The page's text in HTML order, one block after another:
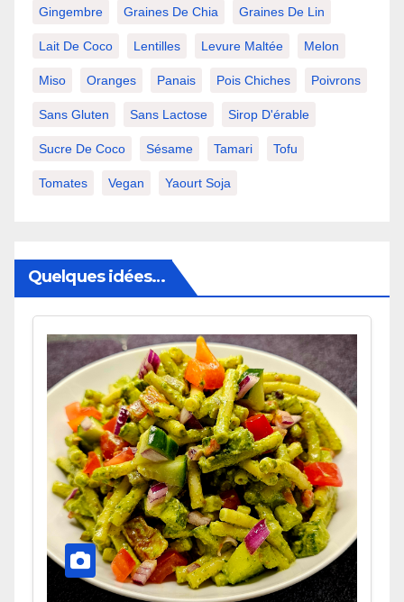
Gingembre Graines De Chia Graines De Lin
Lait De Coco Lentilles Levure Maltée Melon
Miso Oranges Panais Pois Chiches Poivrons
Sans Gluten Sans Lactose Sirop D'érable
Sucre De Coco Sésame Tamari Tofu
Tomates Vegan Yaourt Soja
Quelques idées…